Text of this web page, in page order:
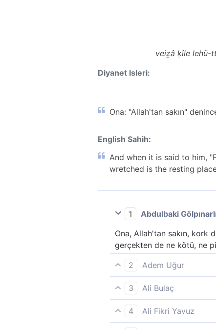
veiẕâ ḳîle lehü-
Diyanet Isleri:
Ona: "Allah'tan sakın"
English Sahih:
And when it is said to him,
wretched is the resting
1
Abdulbaki
Ona, Allah'tan sakın, kork
gerçekten de ne kötü, ne
2
Adem Uğur
Böylesine "Allah´tan
cehennem yeter. O ne kötü
3
Ali Bulaç
Ona: "Allah'tan kork"
bir yataktır o.
4
Ali Fikri Yavuz